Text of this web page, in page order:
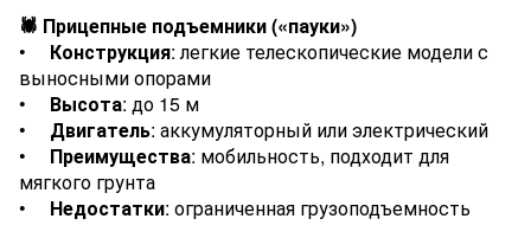
🕷️ Прицепные подъемники («пауки»)
•
Конструкция: легкие телескопические модели с
выносными опорами
• Высота: до 15 м
• Двигатель: аккумуляторный или электрический
• Преимущества: мобильность, подходит для
мягкого грунта
• Недостатки: ограниченная грузоподъемность